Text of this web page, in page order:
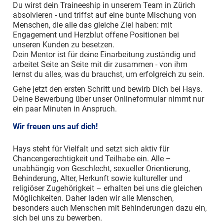
Du wirst dein Traineeship in unserem Team in Zürich
absolvieren - und triffst auf eine bunte Mischung von
Menschen, die alle das gleiche Ziel haben: mit
Engagement und Herzblut offene Positionen bei
unseren Kunden zu besetzen.
Dein Mentorist für deine Einarbeitung zuständig und
arbeitet Seite an Seite mit dir zusammen - von ihm
lernst du alles, was du brauchst, um erfolgreich zu sein.
Gehe jetzt den ersten Schritt und bewirb Dich bei Hays.
Deine Bewerbung über unser Onlineformular nimmt nur
ein paar Minuten in Anspruch.
Wir freuen uns auf dich!
Hays steht für Vielfalt und setzt sich aktiv für
Chancengerechtigkeit und Teilhabe ein. Alle –
unabhängig von Geschlecht, sexueller Orientierung,
Behinderung, Alter, Herkunft sowie kultureller und
religiöser Zugehörigkeit – erhalten bei uns die gleichen
Möglichkeiten. Daher laden wir alle Menschen,
besonders auch Menschen mit Behinderungen dazu ein,
sich bei uns zu bewerben.